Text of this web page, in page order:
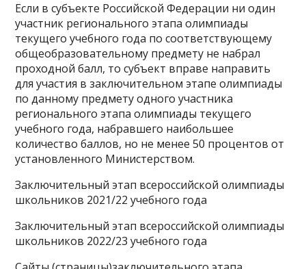
Если в субъекте Российской Федерации ни один
участник регионального этапа олимпиады
текущего учебного года по соответствующему
общеобразовательному предмету не набрал
проходной балл, то субъект вправе направить
для участия в заключительном этапе олимпиады
по данному предмету одного участника
регионального этапа олимпиады текущего
учебного года, набравшего наибольшее
количество баллов, но не менее 50 процентов от
установленного Министерством.
Заключительный этап всероссийской олимпиады
школьников 2021/22 учебного года
Заключительный этап всероссийской олимпиады
школьников 2022/23 учебного года